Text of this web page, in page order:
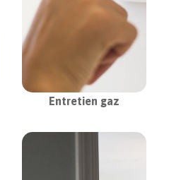
Entretien gaz